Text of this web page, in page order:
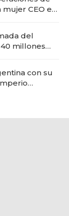
mujer CEO en
del
millones
con su